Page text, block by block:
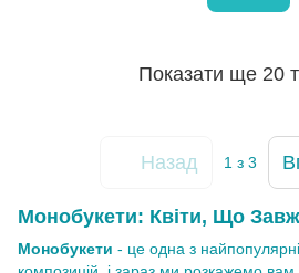
Показати ще 20
Назад 1 з 3
Монобукети: Квіти, Що
Монобукети - це одна з